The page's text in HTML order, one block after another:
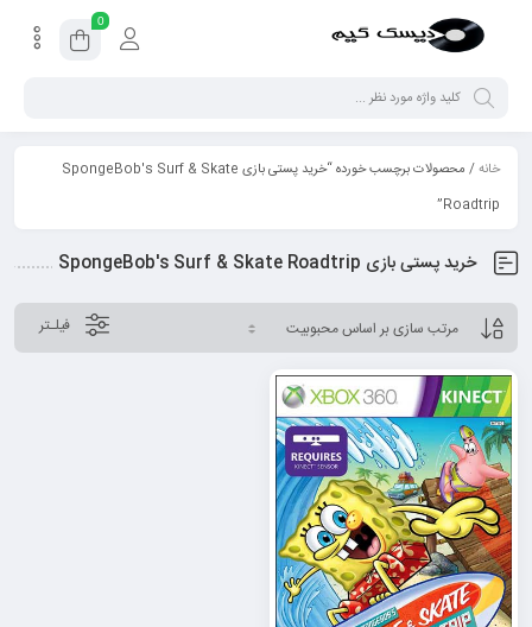
0
خانه
/ محصولات برچسب خورده “خرید پستی بازی SpongeBob's Surf & Skate
Roadtrip”
خرید پستی بازی SpongeBob's Surf & Skate Roadtrip
فیلـتر